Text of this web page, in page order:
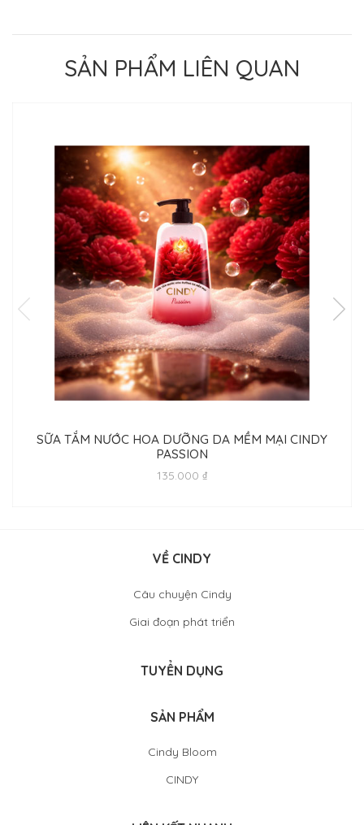
SẢN PHẨM LIÊN QUAN
SỮA TẮM NƯỚC HOA DƯỠNG DA MỀM MẠI CINDY
PASSION
135.000 ₫
VỀ CINDY
Câu chuyện Cindy
Giai đoạn phát triển
TUYỂN DỤNG
SẢN PHẨM
Cindy Bloom
CINDY